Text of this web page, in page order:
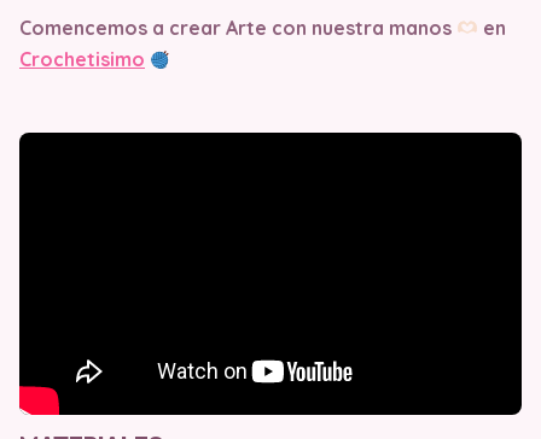
Comencemos a crear Arte con nuestra manos
en
Crochetisimo